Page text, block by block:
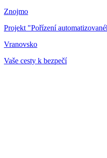
Znojmo
Projekt "Pořízení
Vranovsko
Vaše cesty k bezpečí